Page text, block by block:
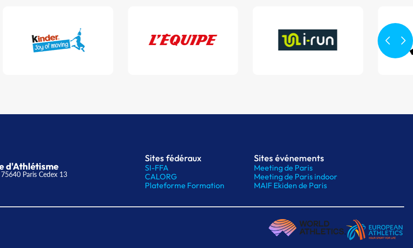
d'Athlétisme
Paris Cedex 13
Sites fédéraux
SI-FFA
CALORG
Plateforme Formation
Sites événements
Meeting de Paris
Meeting de Paris indoor
MAIF Ekiden de Paris